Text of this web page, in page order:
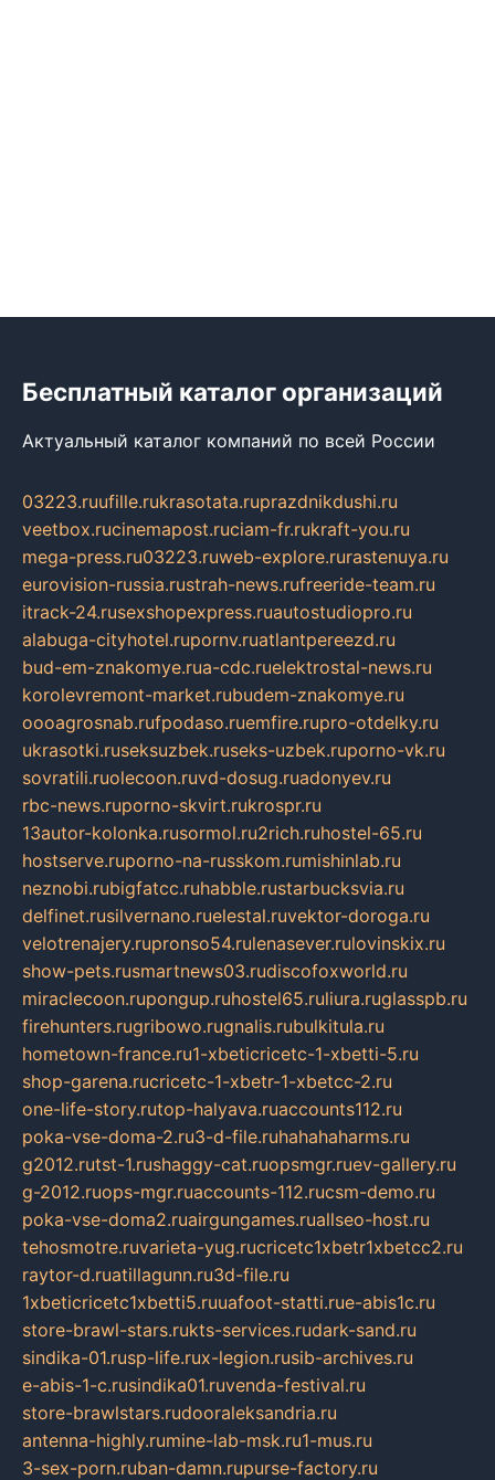
Бесплатный каталог организаций
Актуальный каталог компаний по всей России
03223.ruufille.rukrasotata.ruprazdnikdushi.ru
veetbox.rucinemapost.ruciam-fr.rukraft-you.ru
mega-press.ru03223.ruweb-explore.rurastenuya.ru
eurovision-russia.rustrah-news.rufreeride-team.ru
itrack-24.rusexshopexpress.ruautostudiopro.ru
alabuga-cityhotel.rupornv.ruatlantpereezd.ru
bud-em-znakomye.rua-cdc.ruelektrostal-news.ru
korolevremont-market.rubudem-znakomye.ru
oooagrosnab.rufpodaso.ruemfire.rupro-otdelky.ru
ukrasotki.ruseksuzbek.ruseks-uzbek.ruporno-vk.ru
sovratili.ruolecoon.ruvd-dosug.ruadonyev.ru
rbc-news.ruporno-skvirt.rukrospr.ru
13autor-kolonka.rusormol.ru2rich.ruhostel-65.ru
hostserve.ruporno-na-russkom.rumishinlab.ru
neznobi.rubigfatcc.ruhabble.rustarbucksvia.ru
delfinet.rusilvernano.ruelestal.ruvektor-doroga.ru
velotrenajery.rupronso54.rulenasever.rulovinskix.ru
show-pets.rusmartnews03.rudiscofoxworld.ru
miraclecoon.rupongup.ruhostel65.ruliura.ruglasspb.ru
firehunters.rugribowo.rugnalis.rubulkitula.ru
hometown-france.ru1-xbeticricetc-1-xbetti-5.ru
shop-garena.rucricetc-1-xbetr-1-xbetcc-2.ru
one-life-story.rutop-halyava.ruaccounts112.ru
poka-vse-doma-2.ru3-d-file.ruhahahaharms.ru
g2012.rutst-1.rushaggy-cat.ruopsmgr.ruev-gallery.ru
g-2012.ruops-mgr.ruaccounts-112.rucsm-demo.ru
poka-vse-doma2.ruairgungames.ruallseo-host.ru
tehosmotre.ruvarieta-yug.rucricetc1xbetr1xbetcc2.ru
raytor-d.ruatillagunn.ru3d-file.ru
1xbeticricetc1xbetti5.ruuafoot-statti.rue-abis1c.ru
store-brawl-stars.rukts-services.rudark-sand.ru
sindika-01.rusp-life.rux-legion.rusib-archives.ru
e-abis-1-c.rusindika01.ruvenda-festival.ru
store-brawlstars.rudooraleksandria.ru
antenna-highly.rumine-lab-msk.ru1-mus.ru
3-sex-porn.ruban-damn.rupurse-factory.ru